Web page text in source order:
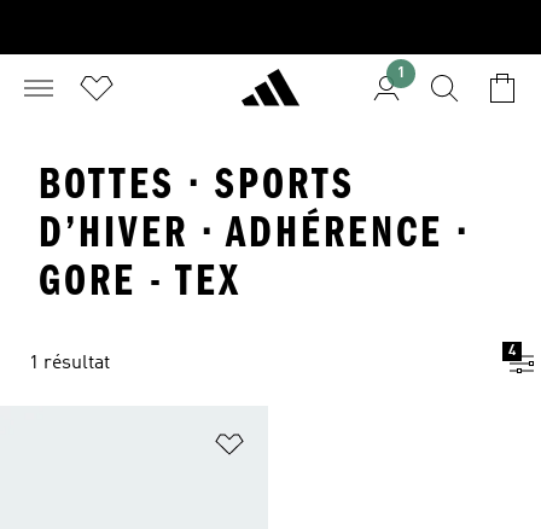
1
BOTTES · SPORTS
D’HIVER · ADHÉRENCE ·
GORE - TEX
1 résultat
4